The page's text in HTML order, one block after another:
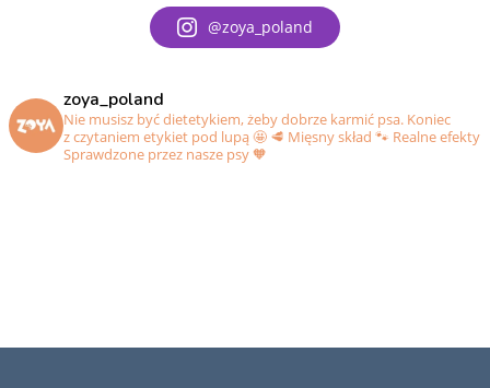
@zoya_poland
zoya_poland
Nie musisz być dietetykiem, żeby dobrze karmić psa. Koniec
z czytaniem etykiet pod lupą 🤩🥩 Mięsny skład 🐾 Realne efekty
Sprawdzone przez nasze psy 🧡